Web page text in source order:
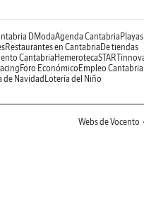
DModaAgenda CantabriaPlayas
Restaurantes en CantabriaDe tiendas
CantabriaHemeroteca
Foro EconómicoEmpleo Cantabria
de NavidadLotería del Niño
Webs de Vocento